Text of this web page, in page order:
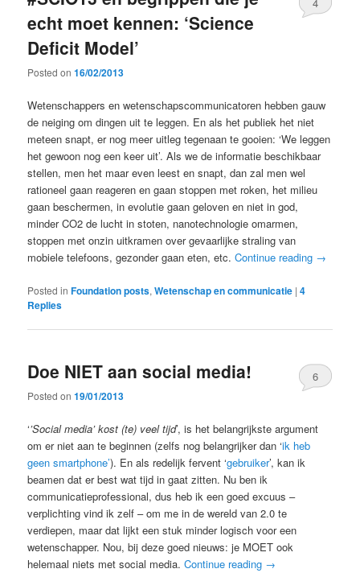
echt moet kennen: ‘Science
Deficit Model’
Posted on16/02/2013
4
Wetenschappers en wetenschapscommunicatoren hebben gauw
de neiging om dingen uit te leggen. En als het publiek het niet
meteen snapt, er nog meer uitleg tegenaan te gooien: ‘We leggen
het gewoon nog een keer uit’. Als we de informatie beschikbaar
stellen, men het maar even leest en snapt, dan zal men wel
rationeel gaan reageren en gaan stoppen met roken, het milieu
gaan beschermen, in evolutie gaan geloven en niet in god,
minder CO2 de lucht in stoten, nanotechnologie omarmen,
stoppen met onzin uitkramen over gevaarlijke straling van
mobiele telefoons, gezonder gaan eten, etc.Continue reading →
Posted in Foundation posts,Wetenschap en communicatie |4
Replies
Doe NIET aan social media!
Posted on19/01/2013
6
‘’Social media’ kost (te) veel tijd’, is het belangrijkste argument
om er niet aan te beginnen (zelfs nog belangrijker dan ‘ik heb
geen smartphone’). En als redelijk fervent ‘gebruiker’, kan ik
beamen dat er best wat tijd in gaat zitten. Nu ben ik
communicatieprofessional, dus heb ik een goed excuus –
verplichting vind ik zelf – om me in de wereld van 2.0 te
verdiepen, maar dat lijkt een stuk minder logisch voor een
wetenschapper. Nou, bij deze goed nieuws: je MOET ook
helemaal niets met social media.Continue reading →